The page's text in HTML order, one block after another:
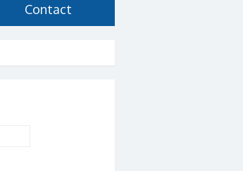
Contact